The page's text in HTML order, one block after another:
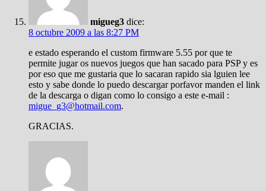
migueg3 dice:
8 octubre 2009 a las 8:27 PM
e estado esperando el custom firmware 5.55 por que te
permite jugar os nuevos juegos que han sacado para PSP y es
por eso que me gustaria que lo sacaran rapido sia lguien lee
esto y sabe donde lo puedo descargar porfavor manden el link
de la descarga o digan como lo consigo a este e-mail :
migue_g3@hotmail.com.
GRACIAS.